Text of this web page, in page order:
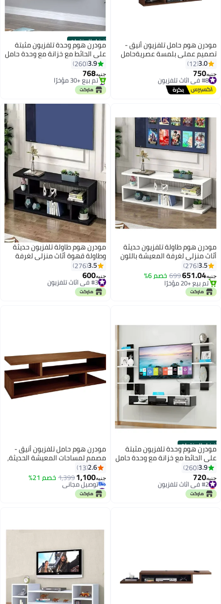
مودرن هوم حامل تلفزيون أنيق -
تصميم عملي بلمسة عصريةحامل
تلفزيون أنيق - تصميم عملي
بلمسة عصرية.
3.0
12
جنيه750#8 في اثاث تلفزيون
توصيل مجاني
#8 في اثاث تلفزيون
أفضل المنتجات
مودرن هوم وحدة تلفزيون مثبتة
على الحائط مع خزانة مع وحدة حامل
تلفزيون مع أرفف لغرفة المعيشة
(أبيض)
3.9
260
جنيه768
#1 في اثاث تلفزيون
أقل سعر في 7 يوم
تم بيع +30 مؤخرًا
#1 في اثاث تلفزيون
مودرن هوم طاولة تلفزيون حديثة
أثاث منزلي لغرفة المعيشة باللون
الأبيض
3.5
276
جنيه651.04
699 خصم 6%
تم بيع +20 مؤخرًا
تم بيع +20 مؤخرًا
مودرن هوم طاولة تلفزيون حديثة
وطاولة قهوة أثاث منزلي لغرفة
المعيشة باللون الاسود
3.5
276
جنيه600#3 في اثاث تلفزيون
أقل سعر في 7 يوم
#3 في اثاث تلفزيون
أفضل المنتجات
مودرن هوم وحدة تلفزيون مثبتة
على الحائط مع خزانة مع وحدة حامل
تلفزيون مع أرفف لغرفة المعيشة
(أبيض مع اسود)
3.9
260
جنيه720#2 في اثاث تلفزيون
أقل سعر في 7 يوم
#2 في اثاث تلفزيون
مودرن هوم حامل تلفزيون أنيق -
مصمم لمساحات المعيشة الحديثة,
2.6
13
جنيه1,100
1,399خصم 21%
#9 في اثاث تلفزيون
أقل سعر في 7 يوم
توصيل مجاني